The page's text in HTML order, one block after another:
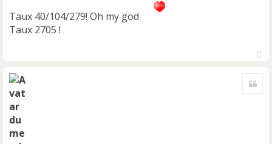
Taux 40/104/279! Oh my god
Taux 2705 !